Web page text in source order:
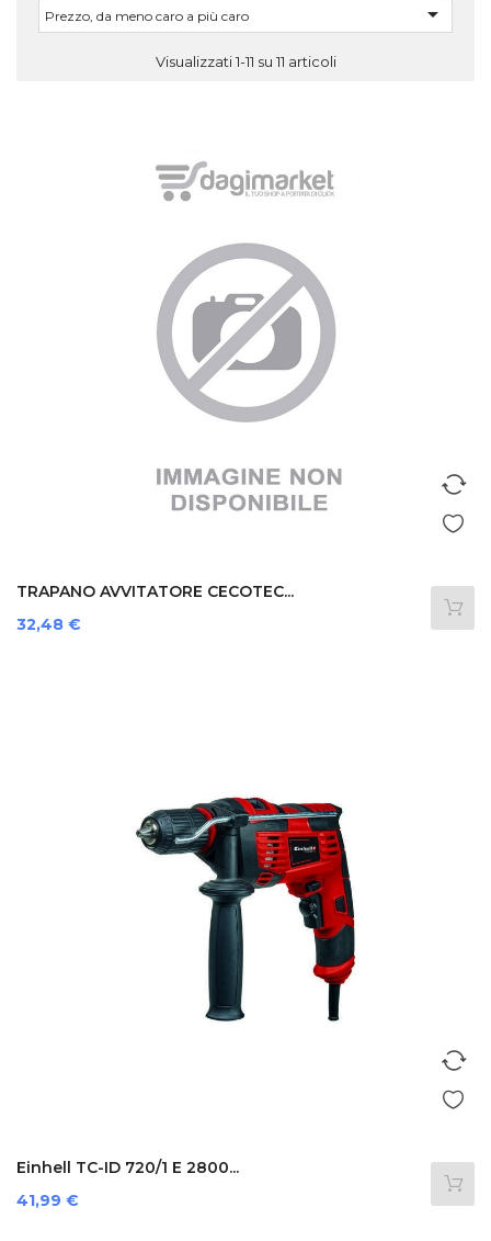
Prezzo, da meno caro a più caro 
Visualizzati 1-11 su 11 articoli
TRAPANO AVVITATORE CECOTEC...
Prezzo
32,48 €
Einhell TC-ID 720/1 E 2800...
Prezzo
41,99 €